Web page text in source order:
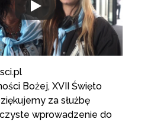
Bożej, XVII Święto
za służbę
wprowadzenie do